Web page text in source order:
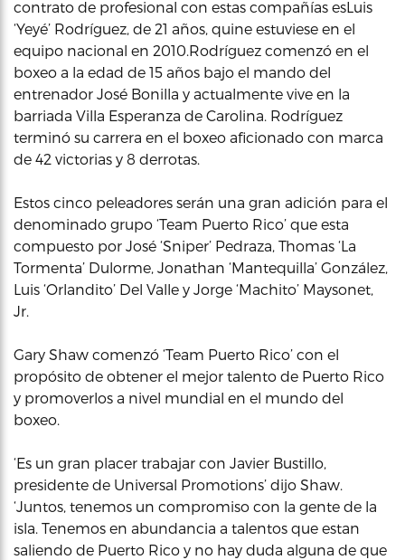
contrato de profesional con estas compañías esLuis
‘Yeyé’ Rodríguez, de 21 años, quine estuviese en el
equipo nacional en 2010.Rodríguez comenzó en el
boxeo a la edad de 15 años bajo el mando del
entrenador José Bonilla y actualmente vive en la
barriada Villa Esperanza de Carolina. Rodríguez
terminó su carrera en el boxeo aficionado con marca
de 42 victorias y 8 derrotas.
Estos cinco peleadores serán una gran adición para el
denominado grupo ‘Team Puerto Rico’ que esta
compuesto por José ‘Sniper’ Pedraza, Thomas ‘La
Tormenta’ Dulorme, Jonathan ‘Mantequilla’ González,
Luis ‘Orlandito’ Del Valle y Jorge ‘Machito’ Maysonet,
Jr.
Gary Shaw comenzó ‘Team Puerto Rico’ con el
propósito de obtener el mejor talento de Puerto Rico
y promoverlos a nivel mundial en el mundo del
boxeo.
‘Es un gran placer trabajar con Javier Bustillo,
presidente de Universal Promotions’ dijo Shaw.
‘Juntos, tenemos un compromiso con la gente de la
isla. Tenemos en abundancia a talentos que estan
saliendo de Puerto Rico y no hay duda alguna de que